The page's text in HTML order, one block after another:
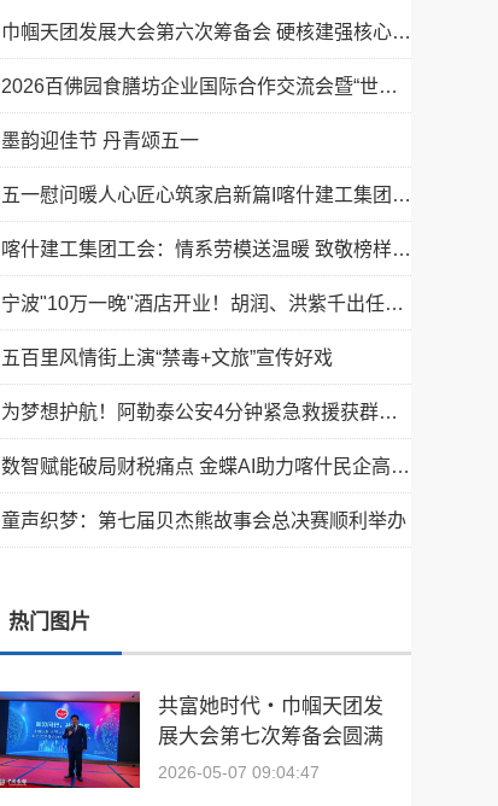
墨韵迎佳节 丹青颂五一
五百里风情街上演“禁毒+文旅”宣传好戏
童声织梦：第七届贝杰熊故事会总决赛顺利举办
热门图片
共富她时代・巾帼天团发
展大会第七次筹备会圆满
举行——聚势启新程 巾帼
2026-05-07 09:04:47